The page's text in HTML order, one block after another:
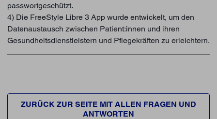
passwortgeschützt.
4) Die FreeStyle Libre 3 App wurde entwickelt, um den
Datenaustausch zwischen Patient:innen und ihren
Gesundheitsdienstleistern und Pflegekräften zu erleichtern.
ZURÜCK ZUR SEITE MIT ALLEN FRAGEN UND
ANTWORTEN